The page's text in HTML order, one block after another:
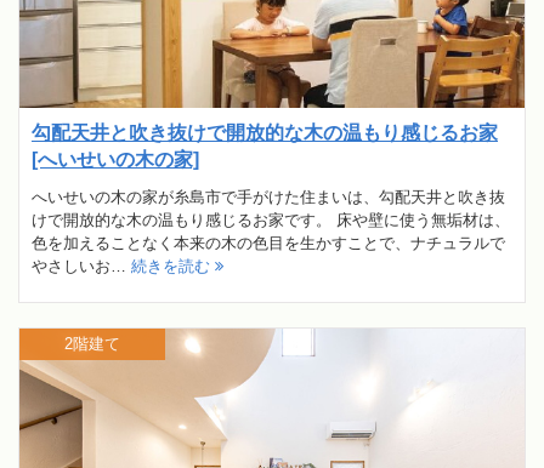
勾配天井と吹き抜けで開放的な木の温もり感じるお家
[へいせいの木の家]
へいせいの木の家が糸島市で手がけた住まいは、勾配天井と吹き抜
けで開放的な木の温もり感じるお家です。 床や壁に使う無垢材は、
色を加えることなく本来の木の色目を生かすことで、ナチュラルで
やさしいお… 続きを読む
2階建て